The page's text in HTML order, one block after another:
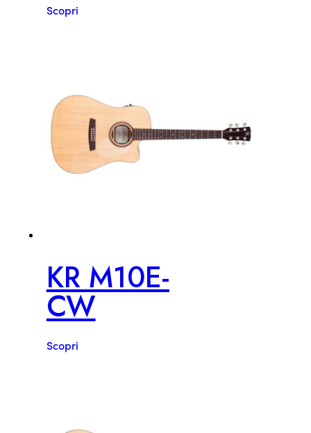
Scopri
KR M10E-
CW
Scopri